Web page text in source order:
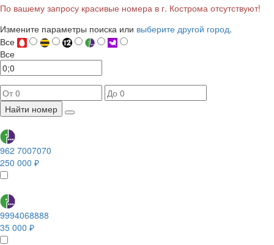
По вашему запросу красивые номера в г. Кострома отсутствуют!
Измените параметры поиска или выберите другой город.
Все
Все
Найти номер
962 7007070
250 000 ₽
9994068888
35 000 ₽